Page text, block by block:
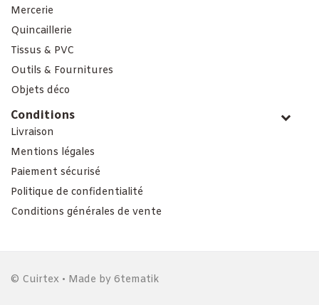
Mercerie
Quincaillerie
Tissus & PVC
Outils & Fournitures
Objets déco
Conditions
Livraison
Mentions légales
Paiement sécurisé
Politique de confidentialité
Conditions générales de vente
© Cuirtex • Made by 6tematik